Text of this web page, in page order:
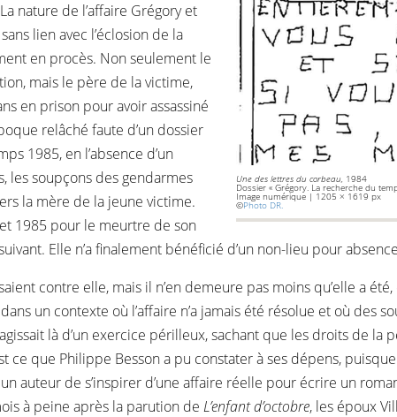
Une des lettres du corbeau, 1984
Dossier « Grégory. La recherche du
Image numérique | 1205 × 1619 px
©Photo DR.
nature de l’affaire Grégory et
lien avec l’éclosion de la
en procès. Non seulement le
mais le père de la victime,
en prison pour avoir assassiné
relâché faute d’un dossier
1985, en l’absence d’un
les soupçons des gendarmes
la mère de la jeune victime.
1985 pour le meurtre de son
Elle n’a finalement bénéficié d’un non-lieu pour
contre elle, mais il n’en demeure pas moins qu’elle a
un contexte où l’affaire n’a jamais été résolue et où des
là d’un exercice périlleux, sachant que les droits de
ce que Philippe Besson a pu constater à ses dépens,
auteur de s’inspirer d’une affaire réelle pour écrire un
à peine après la parution de L’enfant d’octobre, les époux